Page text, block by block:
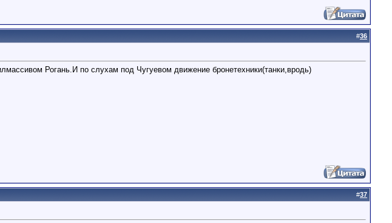
#36
Рогань.И по слухам под Чугуевом движение бронетехники(танки,вродь)
#37